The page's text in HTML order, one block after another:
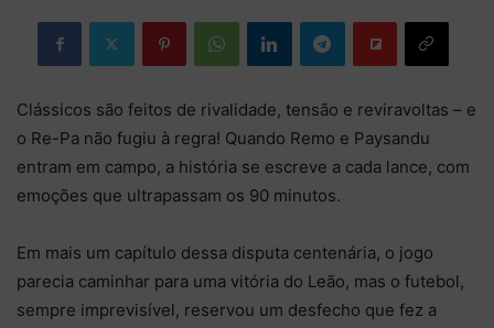
Clássicos são feitos de rivalidade, tensão e reviravoltas – e
o Re-Pa não fugiu à regra! Quando Remo e Paysandu
entram em campo, a história se escreve a cada lance, com
emoções que ultrapassam os 90 minutos.
Em mais um capítulo dessa disputa centenária, o jogo
parecia caminhar para uma vitória do Leão, mas o futebol,
sempre imprevisível, reservou um desfecho que fez a